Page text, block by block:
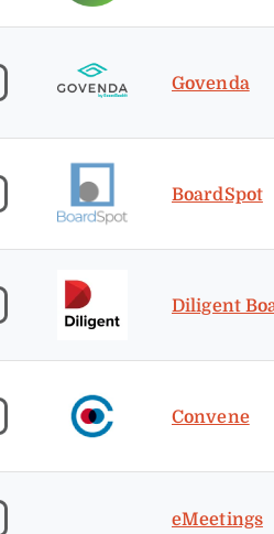
Govenda
BoardSpot
Diligent
Convene
eMeetings